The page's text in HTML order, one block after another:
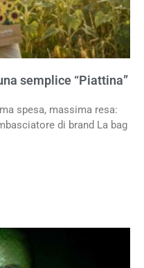
semplice “Piattina”
spesa, massima resa:
di brand La bag